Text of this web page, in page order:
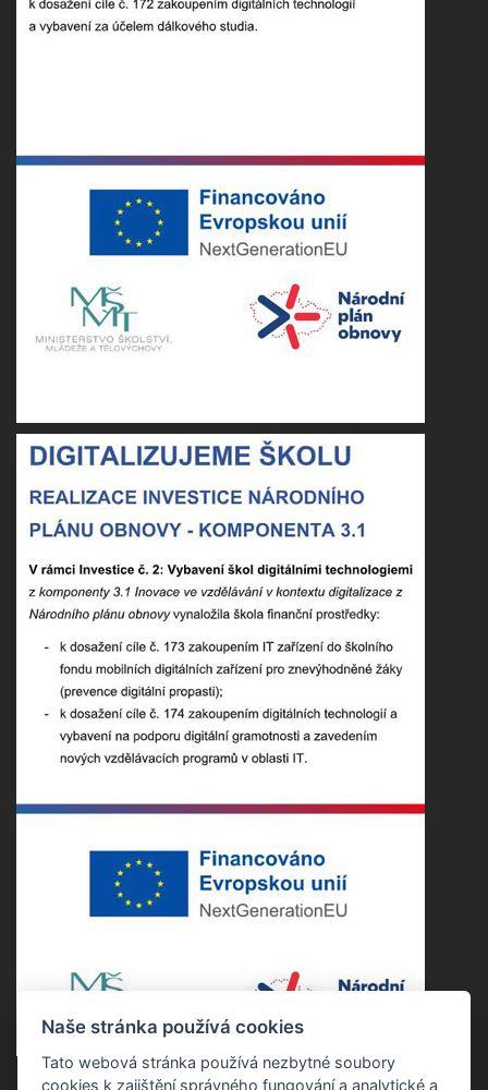
Naše stránka používá cookies
Tato webová stránka používá nezbytné soubory
cookies k zajištění správného fungování a analytické a